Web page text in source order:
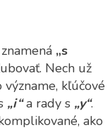
„s
Nech už
kľúčové
„i“a rady s „y“.
ako